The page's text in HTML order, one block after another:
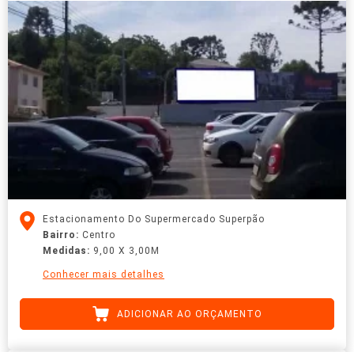
Estacionamento Do Supermercado Superpão
Bairro: Centro
Medidas: 9,00 X 3,00M
Conhecer mais detalhes
ADICIONAR AO ORÇAMENTO